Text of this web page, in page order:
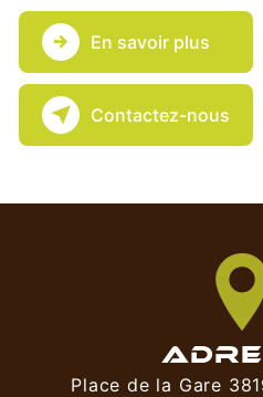
En savoir plus
Contactez-nous
Place de la Gare